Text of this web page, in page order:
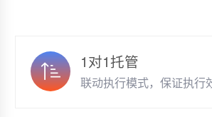
1对1托管
联动执行模式，保证执行